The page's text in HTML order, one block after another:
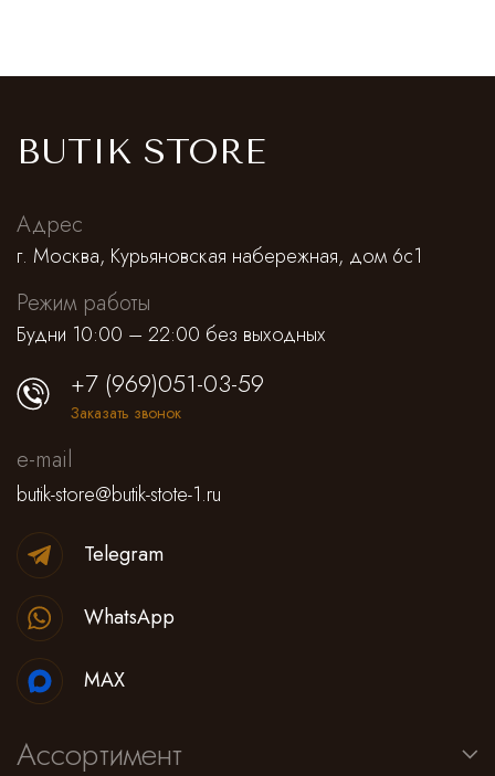
BUTIK STORE
Адрес
г. Москва, Курьяновская набережная, дом 6с1
Режим работы
Будни 10:00 – 22:00 без выходных
Ассортимент
+7 (969)051-03-59
Заказать звонок
e-mail
butik-store@butik-stote-1.ru
Telegram
WhatsApp
MAX